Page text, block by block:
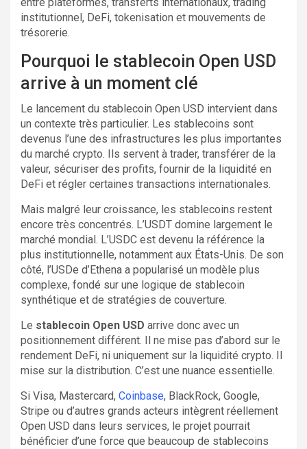
entre plateformes, transferts internationaux, trading
institutionnel, DeFi, tokenisation et mouvements de
trésorerie.
Pourquoi le stablecoin Open USD
arrive à un moment clé
Le lancement du stablecoin Open USD intervient dans
un contexte très particulier. Les stablecoins sont
devenus l’une des infrastructures les plus importantes
du marché crypto. Ils servent à trader, transférer de la
valeur, sécuriser des profits, fournir de la liquidité en
DeFi et régler certaines transactions internationales.
Mais malgré leur croissance, les stablecoins restent
encore très concentrés. L’USDT domine largement le
marché mondial. L’USDC est devenu la référence la
plus institutionnelle, notamment aux États-Unis. De son
côté, l’USDe d’Ethena a popularisé un modèle plus
complexe, fondé sur une logique de stablecoin
synthétique et de stratégies de couverture.
Le stablecoin Open USD arrive donc avec un
positionnement différent. Il ne mise pas d’abord sur le
rendement DeFi, ni uniquement sur la liquidité crypto. Il
mise sur la distribution. C’est une nuance essentielle.
Si Visa, Mastercard, Coinbase, BlackRock, Google,
Stripe ou d’autres grands acteurs intègrent réellement
Open USD dans leurs services, le projet pourrait
bénéficier d’une force que beaucoup de stablecoins